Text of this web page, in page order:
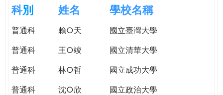
格。
e
r
e
科別 姓名 學校名稱
普通科 賴○天
國立臺灣大學
普通科
王○竣
國立清華大學
普通科
林○哲
國立成功大學
普通科
沈○欣
國立政治大學